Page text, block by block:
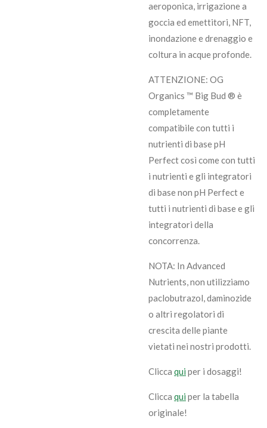
aeroponica, irrigazione a
goccia ed emettitori, NFT,
inondazione e drenaggio e
coltura in acque profonde.
ATTENZIONE: OG
Organics ™ Big Bud ® è
completamente
compatibile con tutti i
nutrienti di base pH
Perfect così come con tutti
i nutrienti e gli integratori
di base non pH Perfect e
tutti i nutrienti di base e gli
integratori della
concorrenza.
NOTA: In Advanced
Nutrients, non utilizziamo
paclobutrazol, daminozide
o altri regolatori di
crescita delle piante
vietati nei nostri prodotti.
Clicca qui per i dosaggi!
Clicca qui per la tabella
originale!